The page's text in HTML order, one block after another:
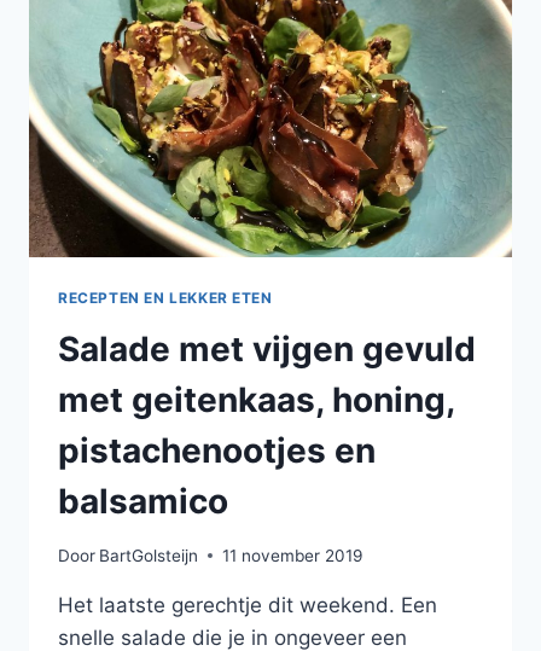
RECEPTEN EN LEKKER ETEN
Salade met vijgen gevuld
met geitenkaas, honing,
pistachenootjes en
balsamico
Door BartGolsteijn 11 november 2019
Het laatste gerechtje dit weekend. Een
snelle salade die je in ongeveer een